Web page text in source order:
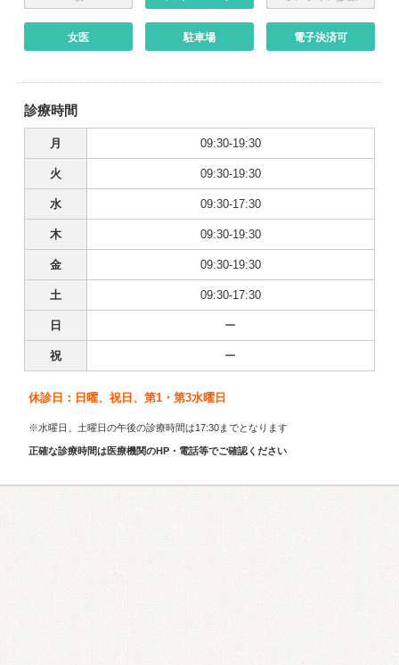
女医 駐車場 電子決済可
診療時間
月 09:30-19:30
火 09:30-19:30
水 09:30-17:30
木 09:30-19:30
金 09:30-19:30
土 09:30-17:30
日 ー
祝 ー
休診日：日曜、祝日、第1・第3水曜日
※水曜日、土曜日の午後の診療時間は17:30までとなります
正確な診療時間は医療機関のHP・電話等でご確認ください